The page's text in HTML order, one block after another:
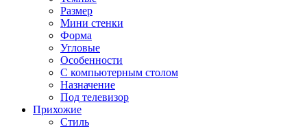
Размер
Мини стенки
Форма
Угловые
Особенности
С компьютерным столом
Назначение
Под телевизор
Прихожие
Стиль